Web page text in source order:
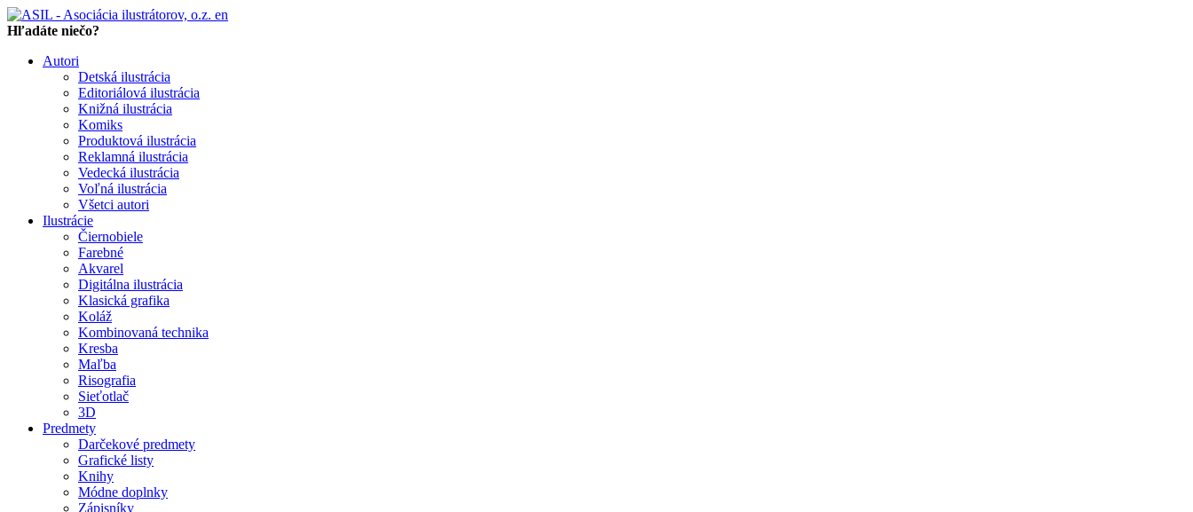
en
Hľadáte niečo?
Autori
Detská ilustrácia
Editoriálová ilustrácia
Knižná ilustrácia
Komiks
Produktová ilustrácia
Reklamná ilustrácia
Vedecká ilustrácia
Voľná ilustrácia
Všetci autori
Ilustrácie
Čiernobiele
Farebné
Akvarel
Digitálna ilustrácia
Klasická grafika
Koláž
Kombinovaná technika
Kresba
Maľba
Risografia
Sieťotlač
3D
Predmety
Darčekové predmety
Grafické listy
Knihy
Módne doplnky
Zápisníky